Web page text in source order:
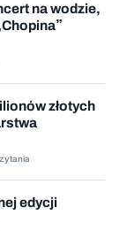
na wodzie,
złotych
edycji